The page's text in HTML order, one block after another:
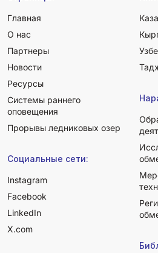
Главная
О нас
Партнеры
Новости
Ресурсы
Системы раннего
оповещения
Прорывы ледниковых озер
Социальные сети:
Instagram
Facebook
LinkedIn
X.com